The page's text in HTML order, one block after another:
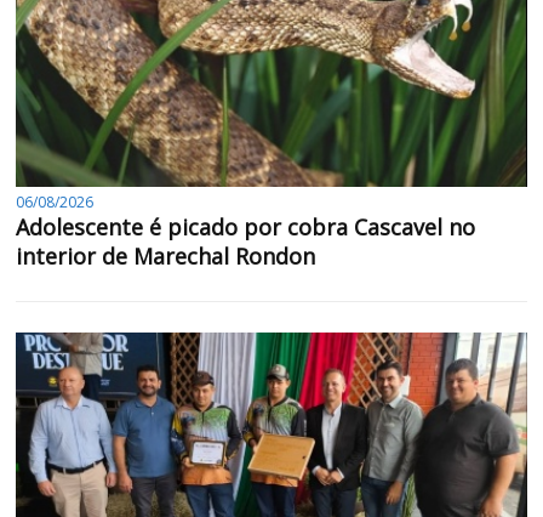
06/08/2026
Adolescente é picado por cobra Cascavel no
interior de Marechal Rondon